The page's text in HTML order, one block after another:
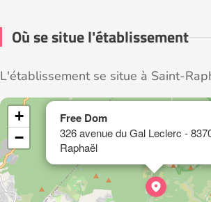
Où se situe l'établissement
L'établissement se situe à Saint-
Free Dom
326 avenue du Gal Leclerc -
Raphaël
+
−